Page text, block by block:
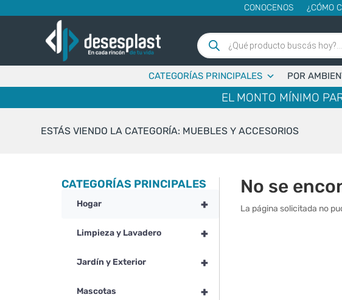
CONOCENOS ¿CÓMO
Búsqueda
de
productos
CATEGORÍAS PRINCIPALES POR
EL MONTO MÍNIMO
ESTÁS VIENDO LA CATEGORÍA: MUEBLES Y ACCESORIOS
CATEGORÍAS PRINCIPALES
+
Hogar
+
Limpieza y Lavadero
+
Jardín y Exterior
+
Mascotas
No se
La página solicitada no